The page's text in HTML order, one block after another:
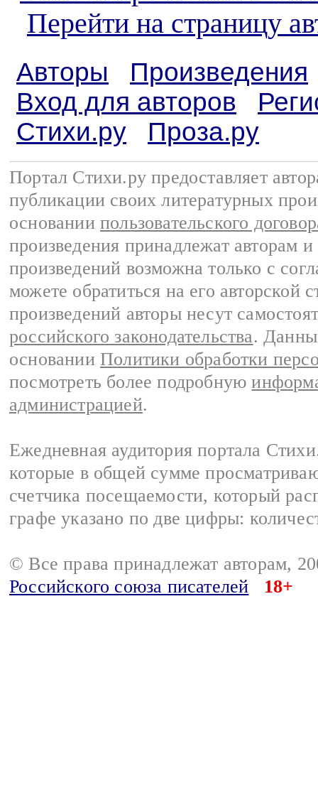
Перейти на страницу
Авторы
Произведения
Вход для авторов
Стихи.ру
Проза.ру
Портал Стихи.ру предоставляет
публикации своих литературных
основании пользовательского
произведения принадлежат авторам
произведений возможна только с
можете обратиться на его авторской
произведений авторы несут
российского законодательства.
основании Политики обработки
посмотреть более подробную
администрацией.
Ежедневная аудитория портала
которые в общей сумме
счетчика посещаемости, который
графе указано по две цифры:
© Все права принадлежат авторам,
Российского союза писателей
18+